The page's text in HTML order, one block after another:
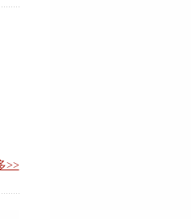
>>